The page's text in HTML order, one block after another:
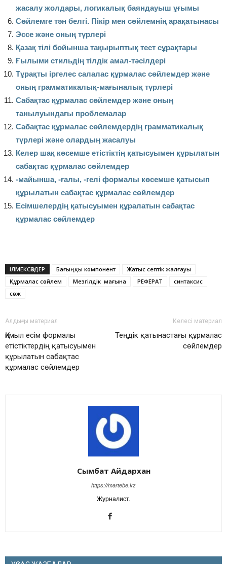
жасалу жолдары, логикалық баяндауыш ұғымы
Сөйлемге тән белгі. Пікір мен сөйлемнің арақатынасы
Эс­се жә­не оның түр­ле­рі
Қазақ тілі бойынша тақырыптық тест сұрақтары
Ғылыми стильдің тілдік амал-тәсілдері
Тұрақты іргелес салалас құрмалас сөйлемдер және
оның грамматикалық-мағыналық түрлері
Сабақтас құрмалас сөйлемдер және оның
танылуындағы проблемалар
Сабақтас құрмалас сөйлемдердің грамматикалық
түрлері және олардың жасалуы
Келер шақ көсемше етістіктің қатысуымен құрылатын
сабақтас құрмалас сөйлемдер
-майынша, -ғалы, -гелі формалы көсемше қатысып
құрылатын сабақтас құрмалас сөйлемдер
Есімшелердің қатысуымен құралатын сабақтас
құрмалас сөйлемдер
ІЛМЕКСӨЗДЕР Бағыңқы компонент
Жатыс септік жалғауы
Құрмалас сөйлем
Мезгілдік мағына РЕФЕРАТ
синтаксис
сөж
Алдыңғы материал
Қимыл есім формалы
етістіктердің қатысуымен
құрылатын сабақтас
құрмалас сөйлемдер
Келесі материал
Теңдік қатынастағы құрмалас
сөйлемдер
Сымбат Айдархан
https://martebe.kz
Журналист.